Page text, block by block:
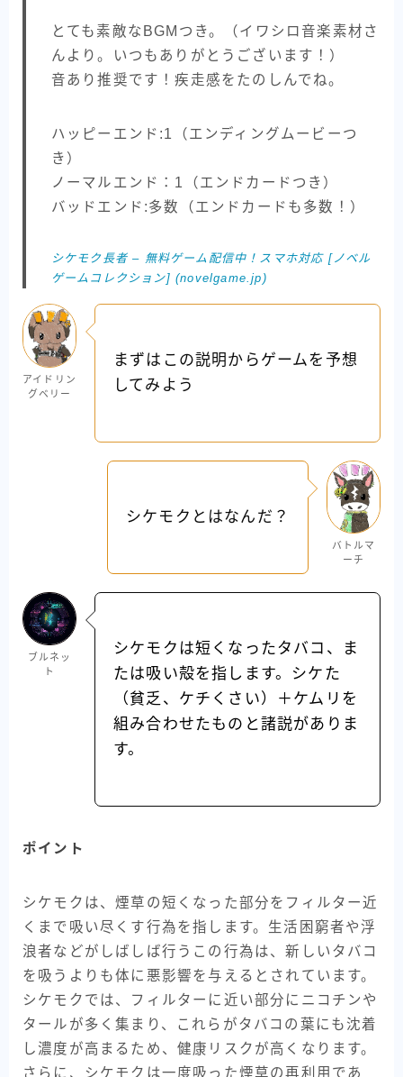
とても素敵なBGMつき。（イワシロ音楽素材さ
んより。いつもありがとうございます！）
音あり推奨です！疾走感をたのしんでね。
ハッピーエンド:1（エンディングムービーつ
き）
ノーマルエンド：1（エンドカードつき）
バッドエンド:多数（エンドカードも多数！）
シケモク長者 – 無料ゲーム配信中！スマホ対応 [ノベル
ゲームコレクション] (novelgame.jp)
アイドリン
グベリー
まずはこの説明からゲームを予想
してみよう
シケモクとはなんだ？
バトルマ
ーチ
ブルネッ
ト
シケモクは短くなったタバコ、ま
たは吸い殻を指します。シケた
（貧乏、ケチくさい）＋ケムリを
組み合わせたものと諸説がありま
す。
ポイント
シケモクは、煙草の短くなった部分をフィルター近
くまで吸い尽くす行為を指します。生活困窮者や浮
浪者などがしばしば行うこの行為は、新しいタバコ
を吸うよりも体に悪影響を与えるとされています。
シケモクでは、フィルターに近い部分にニコチンや
タールが多く集まり、これらがタバコの葉にも沈着
し濃度が高まるため、健康リスクが高くなります。
さらに、シケモクは一度吸った煙草の再利用であ